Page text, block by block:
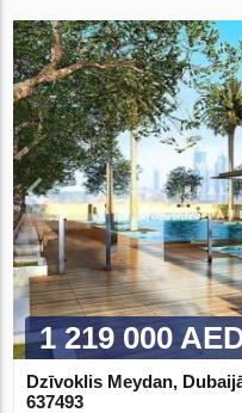
1 219 000
Dzīvoklis Meydan,
637493